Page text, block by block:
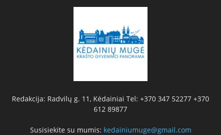
Redakcija: Radvilų g. 11, Kėdainiai Tel: +370 347 52277 +370
612 89877
Susisiekite su mumis: kedainiumuge@gmail.com